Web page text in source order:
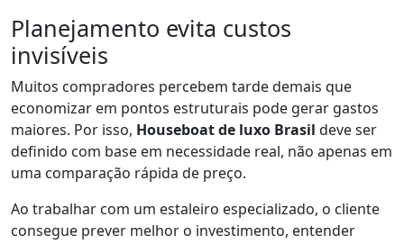
Planejamento evita custos
invisíveis
Muitos compradores percebem tarde demais que
economizar em pontos estruturais pode gerar gastos
maiores. Por isso, Houseboat de luxo Brasil deve ser
definido com base em necessidade real, não apenas em
uma comparação rápida de preço.
Ao trabalhar com um estaleiro especializado, o cliente
consegue prever melhor o investimento, entender